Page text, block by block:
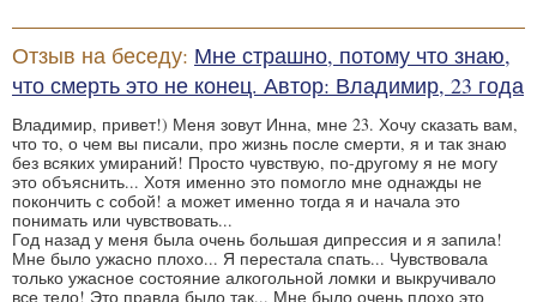
Отзыв на беседу: Мне страшно, потому что знаю,
что смерть это не конец. Автор: Владимир, 23 года
Владимир, привет!) Меня зовут Инна, мне 23. Хочу сказать вам,
что то, о чем вы писали, про жизнь после смерти, я и так знаю
без всяких умираний! Просто чувствую, по-другому я не могу
это объяснить... Хотя именно это помогло мне однажды не
покончить с собой! а может именно тогда я и начала это
понимать или чувствовать...
Год назад у меня была очень большая дипрессия и я запила!
Мне было ужасно плохо... Я перестала спать... Чувствовала
только ужасное состояние алкогольной ломки и выкручивало
все тело! Это правда было так... Мне было очень плохо это